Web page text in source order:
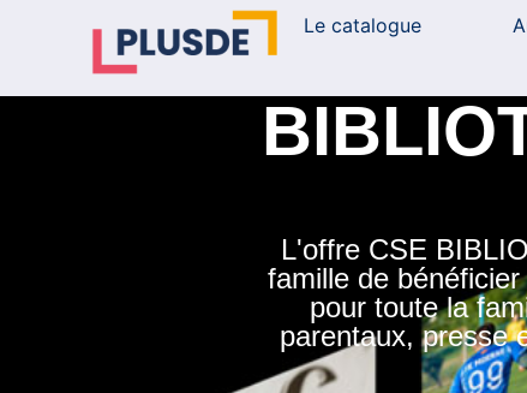
Le catalogue
L'offre CSE
famille de
pour toute la
parentaux, presse